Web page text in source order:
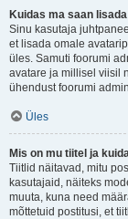
Kuidas ma saan
Sinu kasutaja
et lisada omale
üles. Samuti foorumi
avatare ja millisel viisil
ühendust foorumi
Üles
Mis on mu tiitel ja
Tiitlid näitavad, mitu
kasutajaid, näiteks
muuta, kuna need
mõttetuid postitusi, et